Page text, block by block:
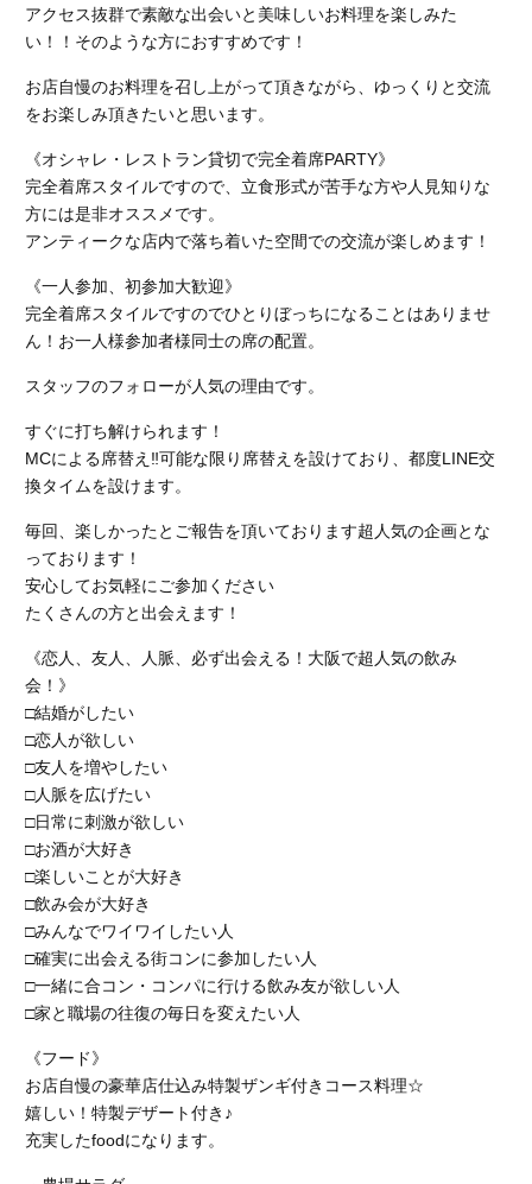
アクセス抜群で素敵な出会いと美味しいお料理を楽しみた
い！！そのような方におすすめです！
お店自慢のお料理を召し上がって頂きながら、ゆっくりと交流
をお楽しみ頂きたいと思います。
《オシャレ・レストラン貸切で完全着席PARTY》
完全着席スタイルですので、立食形式が苦手な方や人見知りな
方には是非オススメです。
アンティークな店内で落ち着いた空間での交流が楽しめます！
《一人参加、初参加大歓迎》
完全着席スタイルですのでひとりぼっちになることはありませ
ん！お一人様参加者様同士の席の配置。
スタッフのフォローが人気の理由です。
すぐに打ち解けられます！
MCによる席替え‼︎可能な限り席替えを設けており、都度LINE交
換タイムを設けます。
毎回、楽しかったとご報告を頂いております超人気の企画とな
っております！
安心してお気軽にご参加ください
たくさんの方と出会えます！
《恋人、友人、人脈、必ず出会える！大阪で超人気の飲み
会！》
□結婚がしたい
□恋人が欲しい
□友人を増やしたい
□人脈を広げたい
□日常に刺激が欲しい
□お酒が大好き
□楽しいことが大好き
□飲み会が大好き
□みんなでワイワイしたい人
□確実に出会える街コンに参加したい人
□一緒に合コン・コンパに行ける飲み友が欲しい人
□家と職場の往復の毎日を変えたい人
《フード》
お店自慢の豪華店仕込み特製ザンギ付きコース料理☆
嬉しい！特製デザート付き♪
充実したfoodになります。